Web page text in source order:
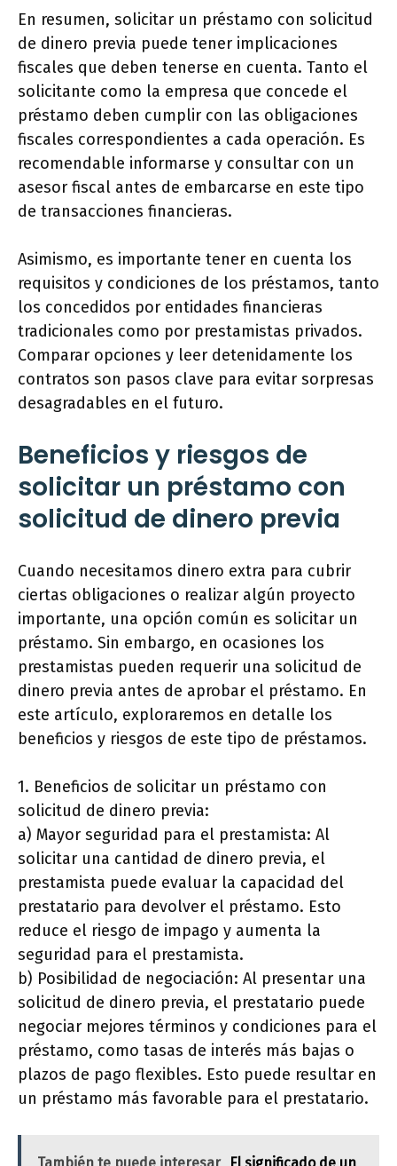
En resumen, solicitar un préstamo con solicitud
de dinero previa puede tener implicaciones
fiscales que deben tenerse en cuenta. Tanto el
solicitante como la empresa que concede el
préstamo deben cumplir con las obligaciones
fiscales correspondientes a cada operación. Es
recomendable informarse y consultar con un
asesor fiscal antes de embarcarse en este tipo
de transacciones financieras.
Asimismo, es importante tener en cuenta los
requisitos y condiciones de los préstamos, tanto
los concedidos por entidades financieras
tradicionales como por prestamistas privados.
Comparar opciones y leer detenidamente los
contratos son pasos clave para evitar sorpresas
desagradables en el futuro.
Beneficios y riesgos de
solicitar un préstamo con
solicitud de dinero previa
Cuando necesitamos dinero extra para cubrir
ciertas obligaciones o realizar algún proyecto
importante, una opción común es solicitar un
préstamo. Sin embargo, en ocasiones los
prestamistas pueden requerir una solicitud de
dinero previa antes de aprobar el préstamo. En
este artículo, exploraremos en detalle los
beneficios y riesgos de este tipo de préstamos.
1. Beneficios de solicitar un préstamo con
solicitud de dinero previa:
a) Mayor seguridad para el prestamista: Al
solicitar una cantidad de dinero previa, el
prestamista puede evaluar la capacidad del
prestatario para devolver el préstamo. Esto
reduce el riesgo de impago y aumenta la
seguridad para el prestamista.
b) Posibilidad de negociación: Al presentar una
solicitud de dinero previa, el prestatario puede
negociar mejores términos y condiciones para el
préstamo, como tasas de interés más bajas o
plazos de pago flexibles. Esto puede resultar en
un préstamo más favorable para el prestatario.